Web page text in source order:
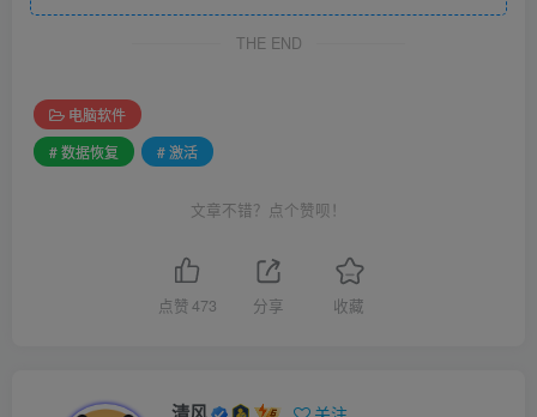
THE END
电脑软件
# 数据恢复
# 激活
文章不错？点个赞呗！
点赞473 分享 收藏